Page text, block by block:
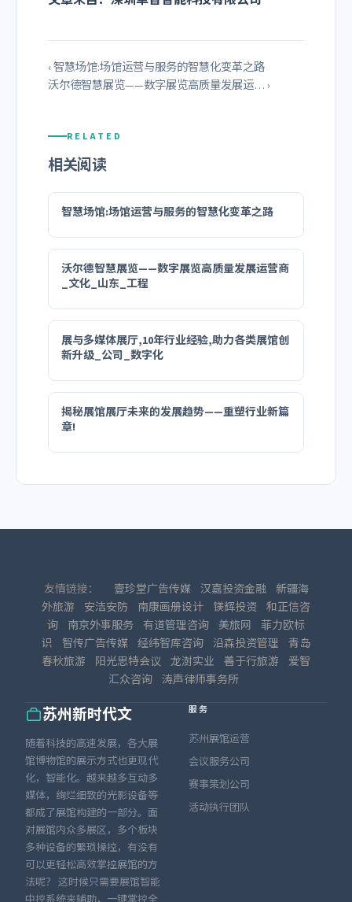
‹ 智慧场馆:场馆运营与服务的智慧化变革之路
沃尔德智慧展览——数字展览高质量发展运… ›
RELATED
相关阅读
智慧场馆:场馆运营与服务的智慧化变革之路
沃尔德智慧展览——数字展览高质量发展运营商
_文化_山东_工程
展与多媒体展厅,10年行业经验,助力各类展馆创
新升级_公司_数字化
揭秘展馆展厅未来的发展趋势——重塑行业新篇
章!
友情链接： 壹珍堂广告传媒 汉嘉投资金融
新疆海
外旅游
安洁安防 南康画册设计 镁辉投资 和正信咨
询
南京外事服务 有道管理咨询 美旅网
菲力欧标
识
智传广告传媒 经纬智库咨询 沿森投资管理
青岛
春秋旅游
阳光思特会议 龙澍实业 善于行旅游
爱智
汇众咨询 涛声律师事务所
苏州新时代文
随着科技的高速发展，各大展
馆博物馆的展示方式也更现代
化，智能化。越来越多互动多
媒体，绚烂细致的光影设备等
都成了展馆构建的一部分。面
对展馆内众多展区，多个板块
多种设备的繁琐操控，有没有
可以更轻松高效掌控展馆的方
法呢？ 这时候只需要展馆智能
服务
苏州展馆运营
会议服务公司
赛事策划公司
活动执行团队